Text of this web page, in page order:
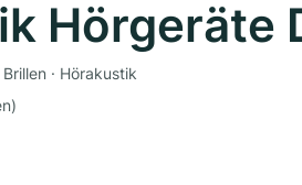
Hörgeräte
· Hörakustik